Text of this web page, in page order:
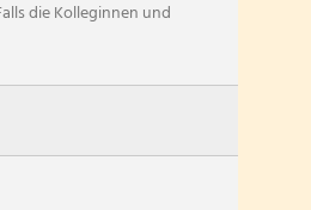
die Kolleginnen und